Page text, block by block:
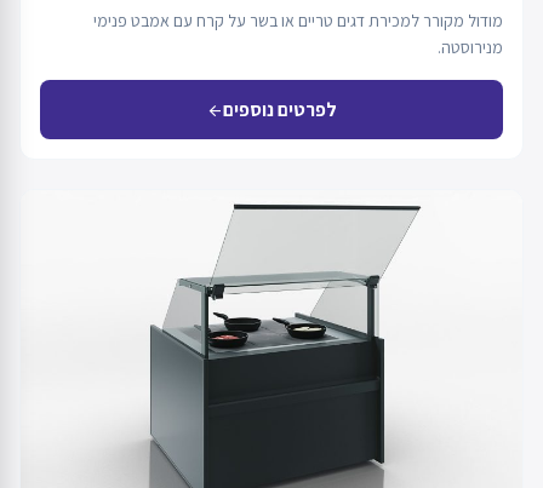
מודול מקורר למכירת דגים טריים או בשר על קרח עם אמבט פנימי
מנירוסטה.
לפרטים נוספיםarrow_back